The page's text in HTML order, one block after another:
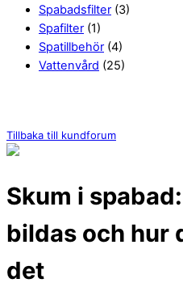
Spabadsfilter (3)
Spafilter (1)
Spatillbehör (4)
Vattenvård (25)
Tillbaka till kundforum
Skum i
bildas och hur
det